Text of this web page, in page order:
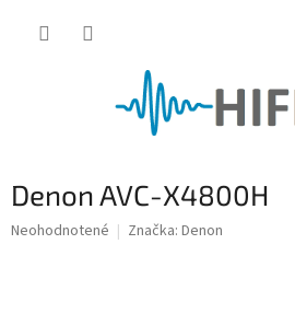
Denon AVC-X4800H
Priemerné
Neohodnotené Značka: Denon